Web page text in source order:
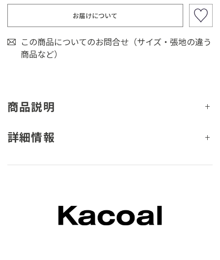
お届けについて
この商品についてのお問合せ（サイズ・張地の違う
商品など）
商品説明
詳細情報